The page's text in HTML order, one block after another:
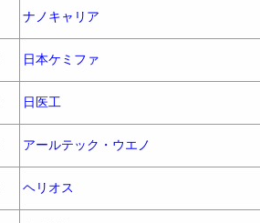
ナノキャリア
日本ケミファ
日医工
アールテック・ウエノ
ヘリオス